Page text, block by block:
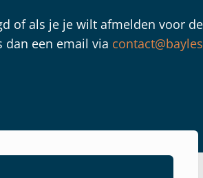
of als je je wilt afmelden voor de
een email via